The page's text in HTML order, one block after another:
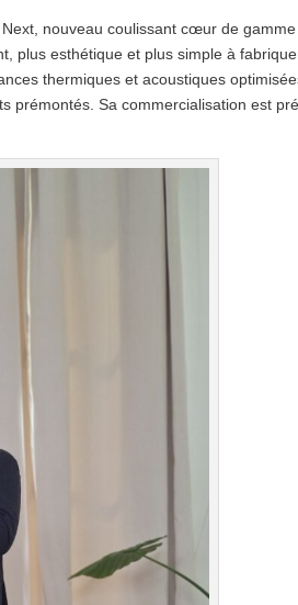
nouveau coulissant cœur de
plus esthétique et plus simple à
thermiques et acoustiques
prémontés. Sa commercialisation est